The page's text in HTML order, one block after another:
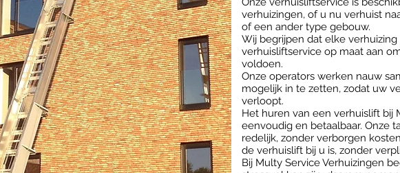
verhuizingen, of u nu verhuist
of een ander type gebouw.
Wij begrijpen dat elke
verhuisliftservice op maat aan
voldoen.
Onze operators werken nauw
mogelijk in te zetten, zodat uw
verloopt.
Het huren van een verhuislift bij
eenvoudig en betaalbaar. Onze
redelijk, zonder verborgen
de verhuislift bij u is, zonder
Bij Multy Service Verhuizingen